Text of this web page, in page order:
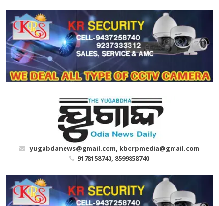
content
yugabdanews@gmail.com, kborpmedia@gmail.com
9178158740, 8599858740